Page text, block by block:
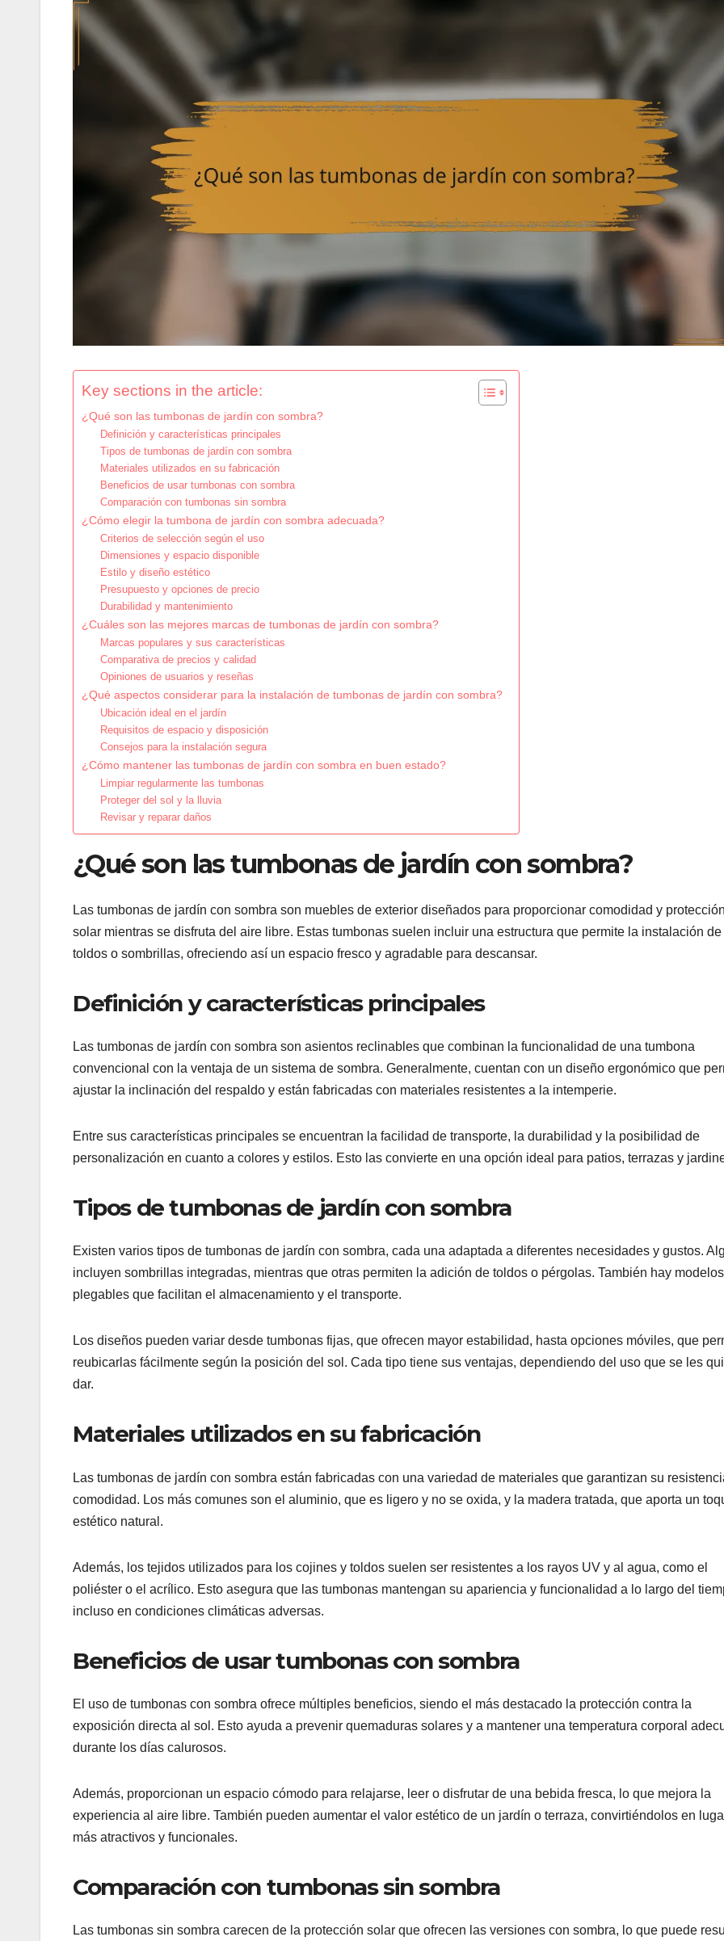
Key sections in the article:
¿Qué son las tumbonas de jardín con sombra?
Definición y características principales
Tipos de tumbonas de jardín con sombra
Materiales utilizados en su fabricación
Beneficios de usar tumbonas con sombra
Comparación con tumbonas sin sombra
¿Cómo elegir la tumbona de jardín con sombra adecuada?
Criterios de selección según el uso
Dimensiones y espacio disponible
Estilo y diseño estético
Presupuesto y opciones de precio
Durabilidad y mantenimiento
¿Cuáles son las mejores marcas de tumbonas de jardín con sombra?
Marcas populares y sus características
Comparativa de precios y calidad
Opiniones de usuarios y reseñas
¿Qué aspectos considerar para la instalación de tumbonas de jardín con sombra?
Ubicación ideal en el jardín
Requisitos de espacio y disposición
Consejos para la instalación segura
¿Cómo mantener las tumbonas de jardín con sombra en buen estado?
Limpiar regularmente las tumbonas
Proteger del sol y la lluvia
Revisar y reparar daños
¿Qué son las tumbonas de jardín con sombra?
Las tumbonas de jardín con sombra son muebles de exterior diseñados para proporcionar comodidad y protección
solar mientras se disfruta del aire libre. Estas tumbonas suelen incluir una estructura que permite la instalación de
toldos o sombrillas, ofreciendo así un espacio fresco y agradable para descansar.
Definición y características principales
Las tumbonas de jardín con sombra son asientos reclinables que combinan la funcionalidad de una tumbona
convencional con la ventaja de un sistema de sombra. Generalmente, cuentan con un diseño ergonómico que
ajustar la inclinación del respaldo y están fabricadas con materiales resistentes a la intemperie.
Entre sus características principales se encuentran la facilidad de transporte, la durabilidad y la posibilidad de
personalización en cuanto a colores y estilos. Esto las convierte en una opción ideal para patios, terrazas y
Tipos de tumbonas de jardín con sombra
Existen varios tipos de tumbonas de jardín con sombra, cada una adaptada a diferentes necesidades y gustos.
incluyen sombrillas integradas, mientras que otras permiten la adición de toldos o pérgolas. También hay modelos
plegables que facilitan el almacenamiento y el transporte.
Los diseños pueden variar desde tumbonas fijas, que ofrecen mayor estabilidad, hasta opciones móviles, que
reubicarlas fácilmente según la posición del sol. Cada tipo tiene sus ventajas, dependiendo del uso que se les
dar.
Materiales utilizados en su fabricación
Las tumbonas de jardín con sombra están fabricadas con una variedad de materiales que garantizan su
comodidad. Los más comunes son el aluminio, que es ligero y no se oxida, y la madera tratada, que aporta un
estético natural.
Además, los tejidos utilizados para los cojines y toldos suelen ser resistentes a los rayos UV y al agua, como el
poliéster o el acrílico. Esto asegura que las tumbonas mantengan su apariencia y funcionalidad a lo largo del
incluso en condiciones climáticas adversas.
Beneficios de usar tumbonas con sombra
El uso de tumbonas con sombra ofrece múltiples beneficios, siendo el más destacado la protección contra la
exposición directa al sol. Esto ayuda a prevenir quemaduras solares y a mantener una temperatura corporal
durante los días calurosos.
Además, proporcionan un espacio cómodo para relajarse, leer o disfrutar de una bebida fresca, lo que mejora la
experiencia al aire libre. También pueden aumentar el valor estético de un jardín o terraza, convirtiéndolos en
más atractivos y funcionales.
Comparación con tumbonas sin sombra
Las tumbonas sin sombra carecen de la protección solar que ofrecen las versiones con sombra, lo que puede